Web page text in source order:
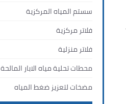
سستم المياه المركزية
فلاتر مركزية
فلاتر منزلية
محطات تحلية مياه الابار المالحة
مضخات لتعزيز ضغط المياه